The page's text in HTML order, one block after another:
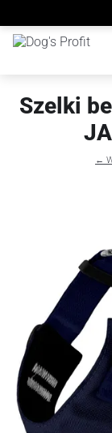
Szelki
←